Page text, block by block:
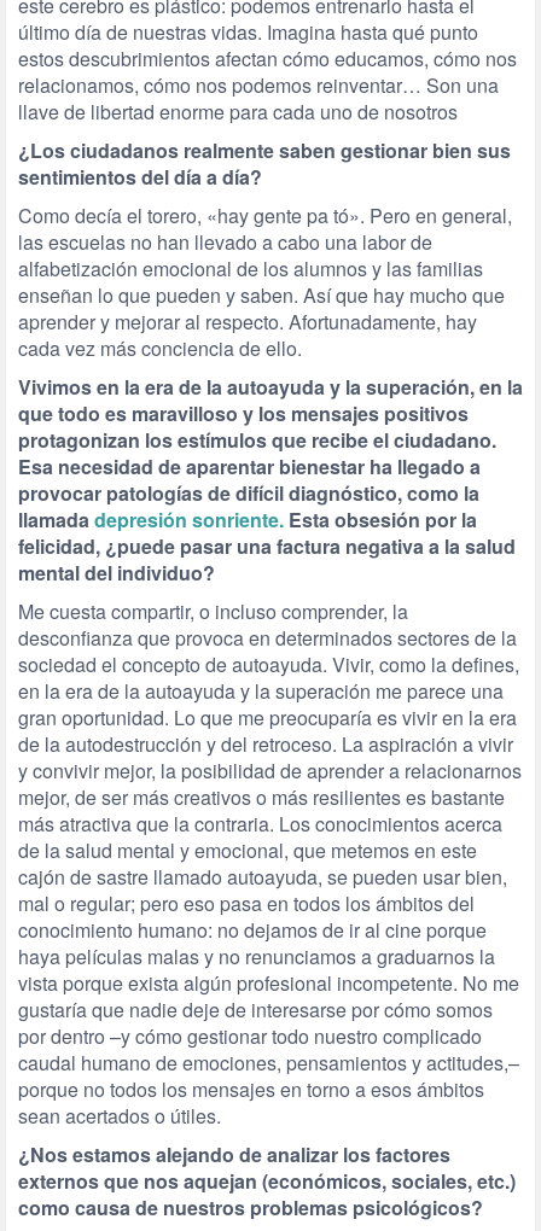
último día de nuestras vidas. Imagina hasta qué punto
estos descubrimientos afectan cómo educamos, cómo nos
relacionamos, cómo nos podemos reinventar… Son una
llave de libertad enorme para cada uno de nosotros
¿Los ciudadanos realmente saben gestionar bien sus
sentimientos del día a día?
Como decía el torero, «hay gente pa tó». Pero en general,
las escuelas no han llevado a cabo una labor de
alfabetización emocional de los alumnos y las familias
enseñan lo que pueden y saben. Así que hay mucho que
aprender y mejorar al respecto. Afortunadamente, hay
cada vez más conciencia de ello.
Vivimos en la era de la autoayuda y la superación, en la
que todo es maravilloso y los mensajes positivos
protagonizan los estímulos que recibe el ciudadano.
Esa necesidad de aparentar bienestar ha llegado a
provocar patologías de difícil diagnóstico, como la
llamadadepresión sonriente. Esta obsesión por la
felicidad, ¿puede pasar una factura negativa a la salud
mental del individuo?
Me cuesta compartir, o incluso comprender, la
desconfianza que provoca en determinados sectores de la
sociedad el concepto de autoayuda. Vivir, como la defines,
en la era de la autoayuda y la superación me parece una
gran oportunidad. Lo que me preocuparía es vivir en la era
de la autodestrucción y del retroceso. La aspiración a vivir
y convivir mejor, la posibilidad de aprender a relacionarnos
mejor, de ser más creativos o más resilientes es bastante
más atractiva que la contraria. Los conocimientos acerca
de la salud mental y emocional, que metemos en este
cajón de sastre llamado autoayuda, se pueden usar bien,
mal o regular; pero eso pasa en todos los ámbitos del
conocimiento humano: no dejamos de ir al cine porque
haya películas malas y no renunciamos a graduarnos la
vista porque exista algún profesional incompetente. No me
gustaría que nadie deje de interesarse por cómo somos
por dentro –y cómo gestionar todo nuestro complicado
caudal humano de emociones, pensamientos y actitudes,–
porque no todos los mensajes en torno a esos ámbitos
sean acertados o útiles.
¿Nos estamos alejando de analizar los factores
externos que nos aquejan (económicos, sociales, etc.)
como causa de nuestros problemas psicológicos?